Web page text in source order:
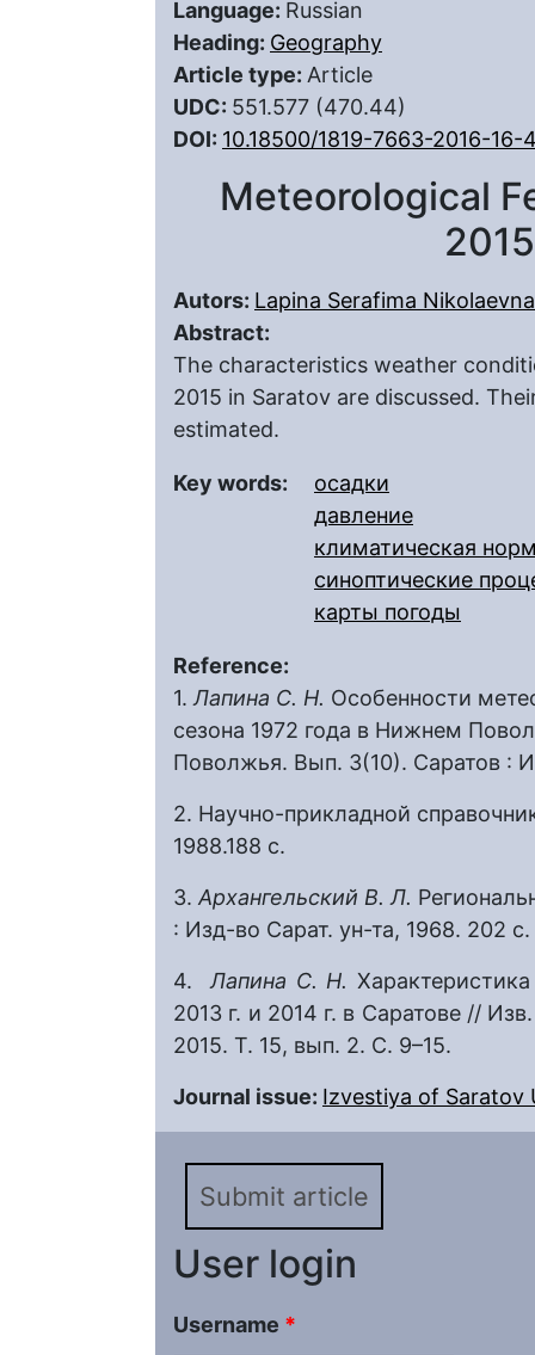
Language: Russian
Heading: Geography
Article type: Article
UDC: 551.577 (470.44)
DOI: 10.18500/1819-7663-2016-16-
Meteorological
Autors: Lapina Serafima Nikolaevna
Abstract:
The characteristics weather
2015 in Saratov are discussed.
estimated.
Key words:
осадки
давление
климатическая
синоптические
карты погоды
Reference:
1. Лапина С. Н. Особенности
сезона 1972 года в Нижнем
Поволжья. Вып. 3(10). Саратов :
2. Научно-прикладной
1988.188 с.
3. Архангельский В. Л.
: Изд-во Сарат. ун-та, 1968. 202 с.
4.Лапина С. Н.
2013 г. и 2014 г. в Саратове //
2015. Т. 15, вып. 2. С. 9–15.
Journal issue: Izvestiya of Saratov
Submit article
User login
Username *